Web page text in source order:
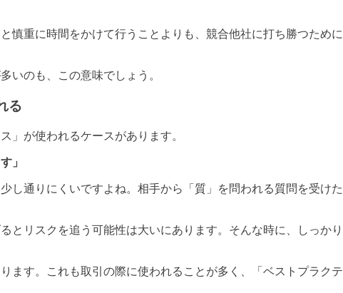
慎重に時間をかけて行うことよりも、競合他社に打ち勝つため
いのも、この意味でしょう。
る
」が使われるケースがあります。
」
し通りにくいですよね。相手から「質」を問われる質問を受け
とリスクを追う可能性は大いにあります。そんな時に、しっか
ます。これも取引の際に使われることが多く、「ベストプラク